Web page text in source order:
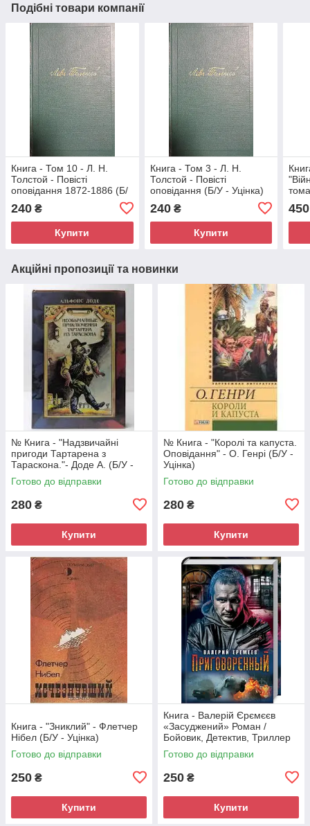
Подібні товари компанії
Книга - Том 10 - Л. Н.
Толстой - Повісті
оповідання 1872-1886 (Б/
240 ₴
Купити
Книга - Том 3 - Л. Н.
Толстой - Повісті
оповідання (Б/У - Уцінка)
240₴
Купити
450
Акційні пропозиції та новинки
№ Книга - "Надзвичайні
пригоди Тартарена з
Тараскона."- Доде А. (Б/У -
Уцінка)
Готово до відправки
280 ₴
Купити
№ Книга - "Королі та капуста.
Оповідання" - О. Генрі (Б/У -
Уцінка)
Готово до відправки
280 ₴
Купити
Книга - "Зниклий" - Флетчер
Нібел (Б/У - Уцінка)
Готово до відправки
250 ₴
Купити
Книга - Валерій Єрємєєв
«Засуджений» Роман /
Бойовик, Детектив, Триллер
(Б/У - Уцінка)
Готово до відправки
250 ₴
Купити